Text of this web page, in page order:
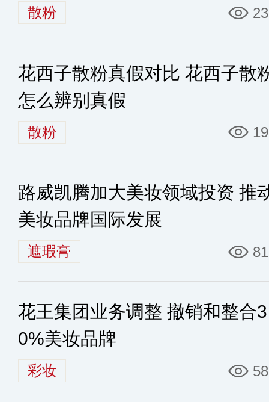
散粉
花西子散粉真假对比 花西子散
怎么辨别真假
散粉
路威凯腾加大美妆领域投资 推
美妆品牌国际发展
遮瑕膏
花王集团业务调整 撤销和整合3
0%美妆品牌
彩妆